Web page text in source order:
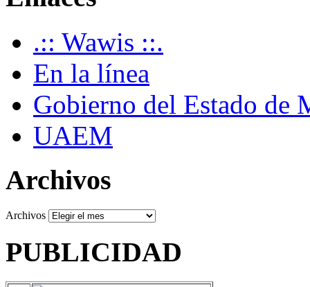
.:: Wawis ::.
En la línea
Gobierno del Estado de
UAEM
Archivos
Archivos
PUBLICIDAD